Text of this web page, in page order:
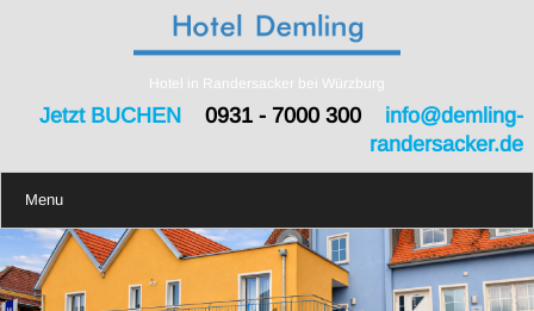
Hotel in Randersacker bei Würzburg
Jetzt BUCHEN0931 - 7000 300 info@demling-
randersacker.de
Menu